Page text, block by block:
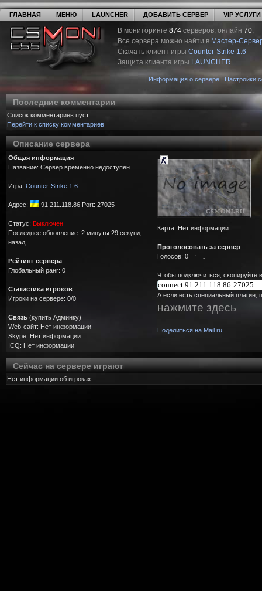
ГЛАВНАЯ МЕНЮ LAUNCHER ДОБАВИТЬ СЕРВЕР VIP УСЛУГИ
В мониторинге 874 серверов, онлайн 70,
Все сервера можно найти в Мастер-
Скачать клиент игры Counter-Strike 1.6
Защита клиента игры LAUNCHER
| Информация о сервере| Настройки
Последние комментарии
Список комментариев пуст
Перейти к списку комментариев
Описание сервера
Общая информация
Название: Сервер временно недоступен
Игра: Counter-Strike 1.6
Адрес: 91.211.118.86 Port: 27025
Статус: Выключен
Последнее обновление: 2 минуты 29 секунд
назад
Рейтинг сервера
Глобальный ранг: 0
Статистика игроков
Игроки на сервере: 0/0
Связь (купить Админку)
Web-сайт: Нет информации
Skype: Нет информации
ICQ: Нет информации
Карта: Нет информации
Проголосовать за сервер
Голосов: 0 ↑ ↓
Чтобы подключиться, скопируйте
А если есть специальный плагин,
нажмите здесь
Поделиться на Mail.ru
Сейчас на сервере играют
Нет информации об игроках